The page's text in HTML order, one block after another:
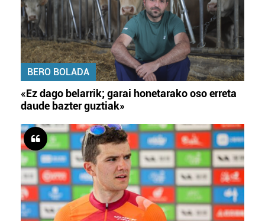
BERO BOLADA
«Ez dago belarrik; garai honetarako oso erreta
daude bazter guztiak»